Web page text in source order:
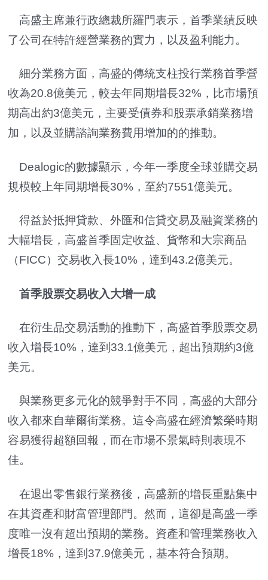
高盛主席兼行政總裁所羅門表示，首季業績反映
了公司在特許經營業務的實力，以及盈利能力。
細分業務方面，高盛的傳統支柱投行業務首季營
收為20.8億美元，較去年同期增長32%，比市場預
期高出約3億美元，主要受債券和股票承銷業務增
加，以及並購諮詢業務費用增加的的推動。
Dealogic的數據顯示，今年一季度全球並購交易
規模較上年同期增長30%，至約7551億美元。
得益於抵押貸款、外匯和信貸交易及融資業務的
大幅增長，高盛首季固定收益、貨幣和大宗商品
（FICC）交易收入長10%，達到43.2億美元。
首季股票交易收入大增一成
在衍生品交易活動的推動下，高盛首季股票交易
收入增長10%，達到33.1億美元，超出預期約3億
美元。
與業務更多元化的競爭對手不同，高盛的大部分
收入都來自華爾街業務。這令高盛在經濟繁榮時期
容易獲得超額回報，而在市場不景氣時則表現不
佳。
在退出零售銀行業務後，高盛新的增長重點集中
在其資產和財富管理部門。然而，這卻是高盛一季
度唯一沒有超出預期的業務。資產和管理業務收入
增長18%，達到37.9億美元，基本符合預期。